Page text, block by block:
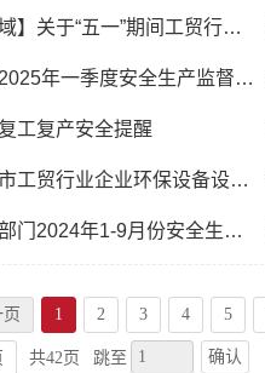
【工贸行业领域】关于“五一”期间工贸行业安全生产工作的提示
市应急管理局2025年一季度安全生产监督检查计划完成情况的通报
工复产安全提醒
关于开展六安市工贸行业企业环保设备设施安全生产专项整治工作的通知
关于应急管理部门2024年1-9月份安全生产执法工作开展情况的通报
页 1 2 3 4 5
共42页 跳至 确认